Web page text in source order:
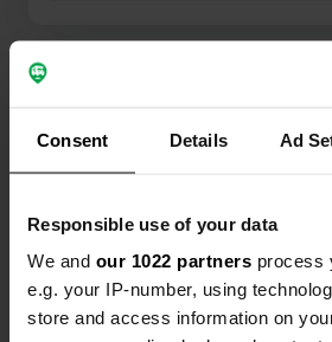
Consent Details Ad
Responsible use of your data
We and our 1022 partners process
e.g. your IP-number, using
store and access information on
Contact
Emplacement
Jenaische Straße 21
07639, Bad Klosterlausnitz,
Coordonnées